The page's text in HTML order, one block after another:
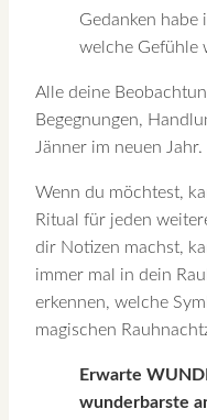
Gedanken habe
welche Gefühle
Alle deine
Begegnungen,
Jänner im neuen Jahr.
Wenn du möchtest,
Ritual für jeden
dir Notizen machst,
immer mal in dein
erkennen, welche
magischen
Erwarte
wunderbarste